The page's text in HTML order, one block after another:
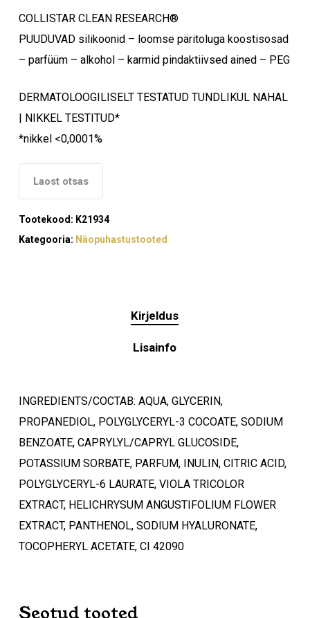
COLLISTAR CLEAN RESEARCH®
PUUDUVAD silikoonid – loomse päritoluga koostisosad
– parfüüm – alkohol – karmid pindaktiivsed ained – PEG
DERMATOLOOGILISELT TESTATUD TUNDLIKUL NAHAL
| NIKKEL TESTITUD*
*nikkel <0,0001%
Laost otsas
Tootekood: K21934
Kategooria: Näopuhastustooted
Kirjeldus
Lisainfo
INGREDIENTS/COCTAB: AQUA, GLYCERIN,
PROPANEDIOL, POLYGLYCERYL-3 COCOATE, SODIUM
BENZOATE, CAPRYLYL/CAPRYL GLUCOSIDE,
POTASSIUM SORBATE, PARFUM, INULIN, CITRIC ACID,
POLYGLYCERYL-6 LAURATE, VIOLA TRICOLOR
EXTRACT, HELICHRYSUM ANGUSTIFOLIUM FLOWER
EXTRACT, PANTHENOL, SODIUM HYALURONATE,
TOCOPHERYL ACETATE, CI 42090
Seotud tooted